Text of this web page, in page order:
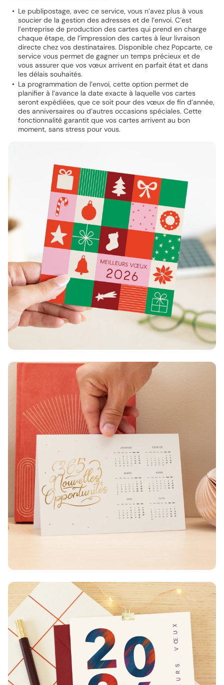
Le publipostage, avec ce service, vous n’avez plus à vous
soucier de la gestion des adresses et de l’envoi. C’est
l’entreprise de production des cartes qui prend en charge
chaque étape, de l’impression des cartes à leur livraison
directe chez vos destinataires. Disponible chez Popcarte, ce
service vous permet de gagner un temps précieux et de
vous assurer que vos vœux arrivent en parfait état et dans
les délais souhaités.
La programmation de l’envoi, cette option permet de
planifier à l’avance la date exacte à laquelle vos cartes
seront expédiées, que ce soit pour des vœux de fin d’année,
des anniversaires ou d’autres occasions spéciales. Cette
fonctionnalité garantit que vos cartes arrivent au bon
moment, sans stress pour vous.